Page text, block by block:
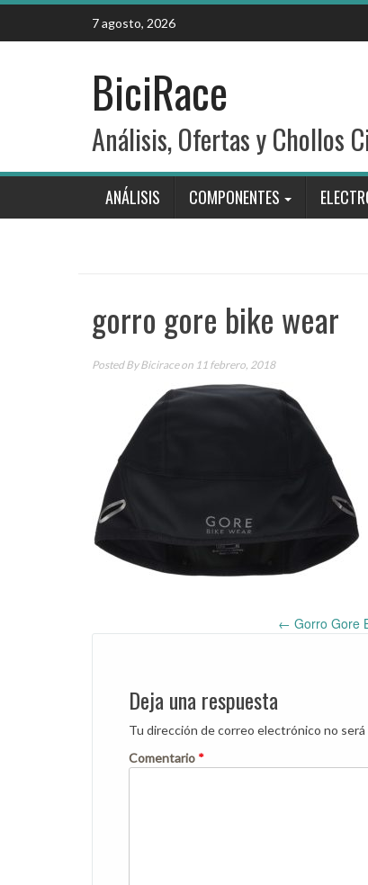
Skip
content
7 agosto, 2026
BiciRace
Análisis, Ofertas y Chollos
ANÁLISIS COMPONENTES
gorro gore bike wear
Posted ByBiciraceon 11 febrero, 2018
Post
navigation
← Gorro Gore
Deja una respuesta
Tu dirección de correo electrónico no será
Comentario *